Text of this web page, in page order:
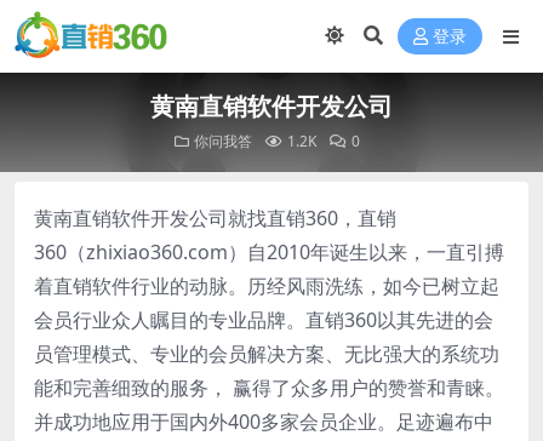
登录
黄南直销软件开发公司
你问我答 1.2K 0
黄南直销软件开发公司就找直销360，直销
360（zhixiao360.com）自2010年诞生以来，一直引搏
着直销软件行业的动脉。历经风雨洗练，如今已树立起
会员行业众人瞩目的专业品牌。直销360以其先进的会
员管理模式、专业的会员解决方案、无比强大的系统功
能和完善细致的服务， 赢得了众多用户的赞誉和青睐。
并成功地应用于国内外400多家会员企业。足迹遍布中